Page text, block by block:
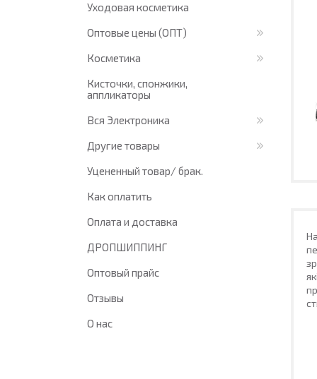
Уходовая косметика
Оптовые цены (ОПТ)
Косметика
Кисточки, спонжики,
аппликаторы
Вся Электроника
Другие товары
Уцененный товар/ брак.
Как оплатить
Оплата и доставка
ДРОПШИППИНГ
Оптовый прайс
Отзывы
О нас